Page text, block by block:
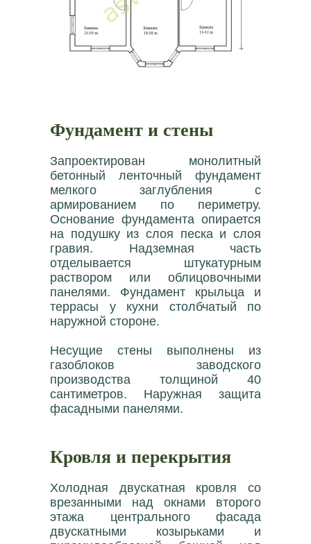
Фундамент и стены
Запроектирован монолитный
бетонный ленточный фундамент
мелкого заглубления с
армированием по периметру.
Основание фундамента опирается
на подушку из слоя песка и слоя
гравия. Надземная часть
отделывается штукатурным
раствором или облицовочными
панелями. Фундамент крыльца и
террасы у кухни столбчатый по
наружной стороне.
Несущие стены выполнены из
газоблоков заводского
производства толщиной 40
сантиметров. Наружная защита
фасадными панелями.
Кровля и перекрытия
Холодная двускатная кровля со
врезанными над окнами второго
этажа центрального фасада
двускатными козырьками и